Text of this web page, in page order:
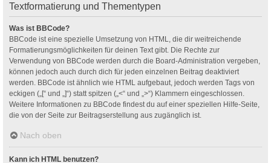
Textformatierung und Thementypen
Was ist BBCode?
BBCode ist eine spezielle Umsetzung von HTML, die dir weitreichende
Formatierungsmöglichkeiten für deinen Text gibt. Die Rechte zur
Verwendung von BBCode werden durch die Board-Administration vergeben,
können jedoch auch durch dich für jeden einzelnen Beitrag deaktiviert
werden. BBCode ist ähnlich wie HTML aufgebaut, jedoch werden Tags von
eckigen („[“ und „]“) statt spitzen („<“ und „>“) Klammern eingeschlossen.
Weitere Informationen zu BBCode findest du auf einer speziellen Hilfe-Seite,
die von der Seite zur Beitragserstellung aus zugänglich ist.
Nach oben
Kann ich HTML benutzen?